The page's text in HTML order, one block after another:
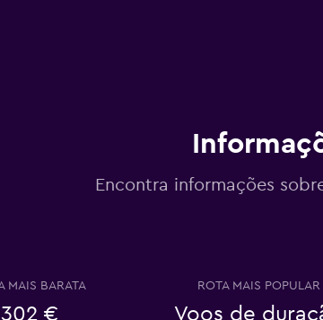
Encontra informações
MAIS BARATA
302 €
ROTA MAIS POPULAR
Voos de